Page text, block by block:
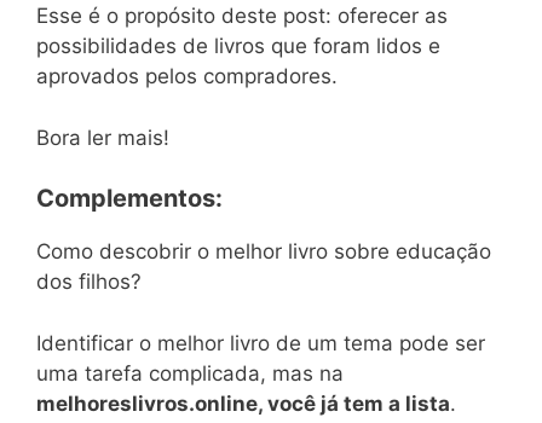
Esse é o propósito deste post: oferecer as
possibilidades de livros que foram lidos e
aprovados pelos compradores.
Bora ler mais!
Complementos:
Como descobrir o melhor livro sobre educação
dos filhos?
Identificar o melhor livro de um tema pode ser
uma tarefa complicada, mas na
melhoreslivros.online, você já tem a lista.